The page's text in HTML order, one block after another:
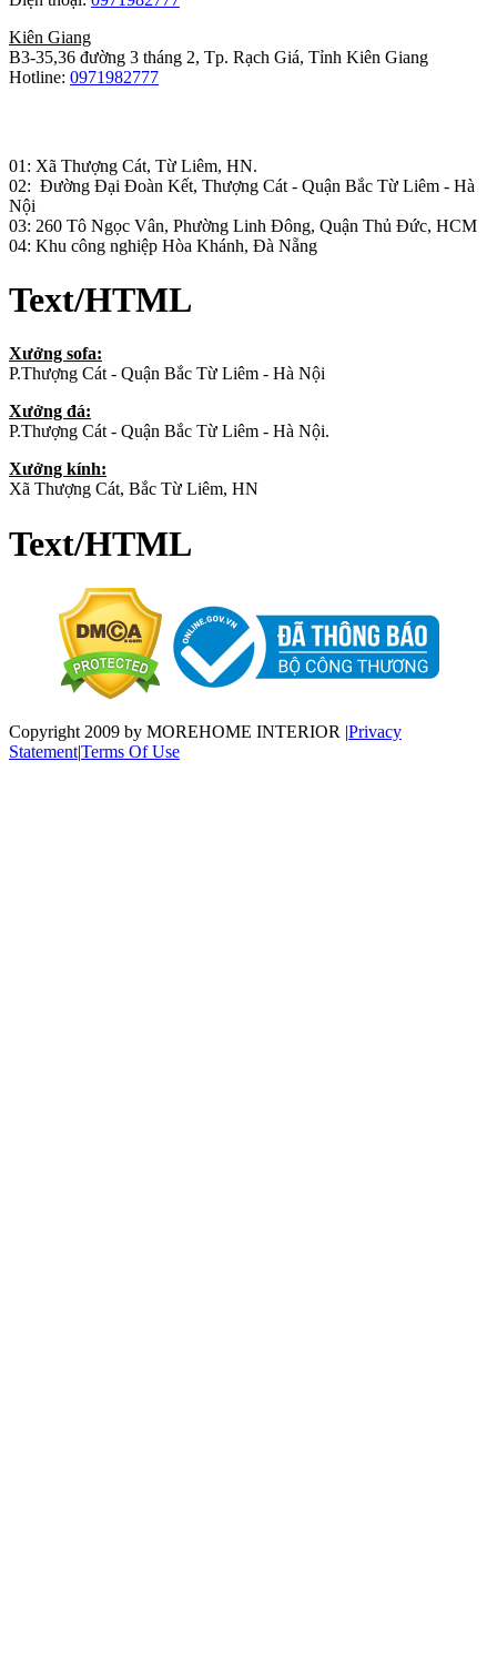
Kiên Giang
B3-35,36 đường 3 tháng 2, Tp. Rạch Giá, Tỉnh Kiên Giang
Hotline: 0971982777
01: Xã Thượng Cát, Từ Liêm, HN.
02: Đường Đại Đoàn Kết, Thượng Cát - Quận Bắc Từ Liêm - Hà
Nội
03: 260 Tô Ngọc Vân, Phường Linh Đông, Quận Thủ Đức, HCM
04: Khu công nghiệp Hòa Khánh, Đà Nẵng
Text/HTML
Xưởng sofa:
P.Thượng Cát - Quận Bắc Từ Liêm - Hà Nội
Xưởng đá:
P.Thượng Cát - Quận Bắc Từ Liêm - Hà Nội.
Xưởng kính:
Xã Thượng Cát, Bắc Từ Liêm, HN
Text/HTML
Copyright 2009 by MOREHOME INTERIOR |Privacy
Statement|Terms Of Use